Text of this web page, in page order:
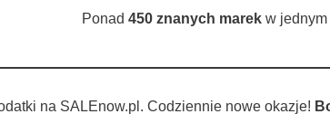
Ponad 450 znanych marekw jednym
na SALEnow.pl. Codziennie nowe okazje!